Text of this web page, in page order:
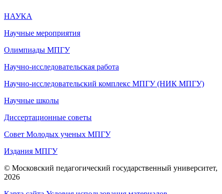
НАУКА
Научные мероприятия
Олимпиады МПГУ
Научно-исследовательская работа
Научно-исследовательский комплекс МПГУ (НИК МПГУ)
Научные школы
Диссертационные советы
Совет Молодых ученых МПГУ
Издания МПГУ
© Московский педагогический государственный университет,
2026